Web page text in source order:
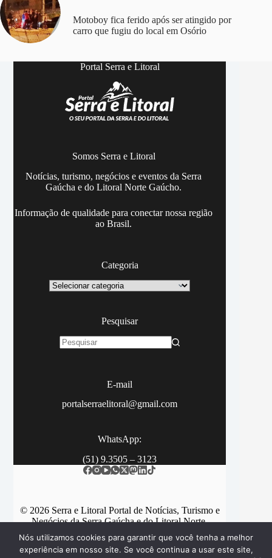
Motoboy fica ferido após ser atingido por
carro que fugiu do local em Osório
Portal Serra e Litoral
Somos Serra e Litoral
Notícias, turismo, negócios e eventos da Serra
Gaúcha e do Litoral Norte Gaúcho.
Informação de qualidade para conectar nossa região
ao Brasil.
Categoria
Categoria
Pesquisar
E-mail
portalserraelitoral@gmail.com
WhatsApp:
(51) 9.3505 – 3123
© 2026 Serra e Litoral Portal de Notícias, Turismo e
Negócios da Serra Gaúcha e do Litoral Norte.
Nós utilizamos cookies para garantir que você tenha a melhor
experiência em nosso site. Se você continua a usar este site,